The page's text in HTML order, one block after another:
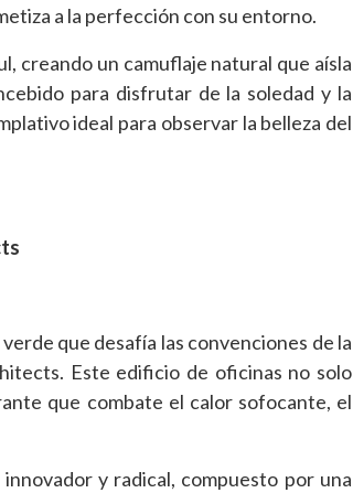
a la perfección con su entorno.
creando un camuflaje natural que aísla
para disfrutar de la soledad y la
ideal para observar la belleza del
que desafía las convenciones de la
Este edificio de oficinas no solo
que combate el calor sofocante, el
y radical, compuesto por una